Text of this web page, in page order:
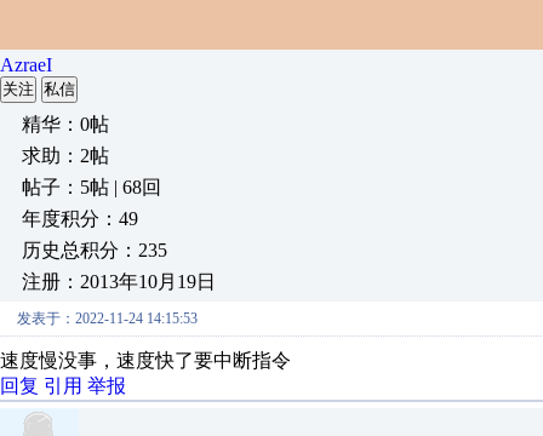
AzraeI
关注 私信
精华：0帖
求助：2帖
帖子：5帖 | 68回
年度积分：49
历史总积分：235
注册：2013年10月19日
发表于：2022-11-24 14:15:53
速度慢没事，速度快了要中断指令
回复 引用 举报